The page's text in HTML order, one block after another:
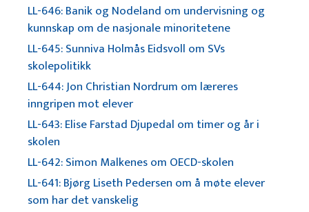
LL-646: Banik og Nodeland om undervisning og
kunnskap om de nasjonale minoritetene
LL-645: Sunniva Holmås Eidsvoll om SVs
skolepolitikk
LL-644: Jon Christian Nordrum om læreres
inngripen mot elever
LL-643: Elise Farstad Djupedal om timer og år i
skolen
LL-642: Simon Malkenes om OECD-skolen
LL-641: Bjørg Liseth Pedersen om å møte elever
som har det vanskelig